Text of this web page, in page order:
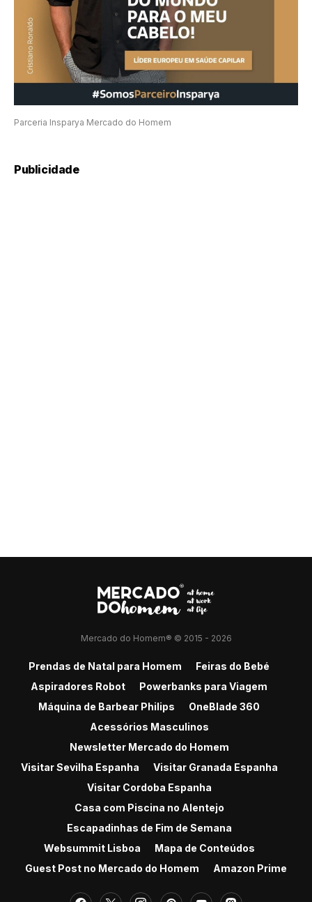
Parceria Insparya Mercado do Homem
Publicidade
Mercado do Homem® © 2015 - 2026
Prendas de Natal para Homem
Feiras do Bebé
Aspiradores Robot
Powerbanks para Viagem
Máquina de Barbear Philips
OneBlade 360
Acessórios Masculinos
Newsletter Mercado do Homem
Visitar Sevilha Espanha
Visitar Granada Espanha
Visitar Cordoba Espanha
Casa com Piscina no Alentejo
Escapadinhas de Fim de Semana
Websummit Lisboa
Mapa de Conteúdos
Guest Post no Mercado do Homem
Amazon Prime